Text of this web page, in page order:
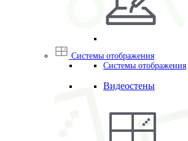
Системы отображения
Системы отображения
Видеостены